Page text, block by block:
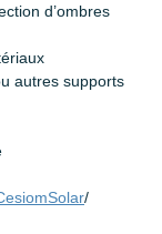
d’ombres
autres supports
/